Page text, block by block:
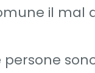
il mal